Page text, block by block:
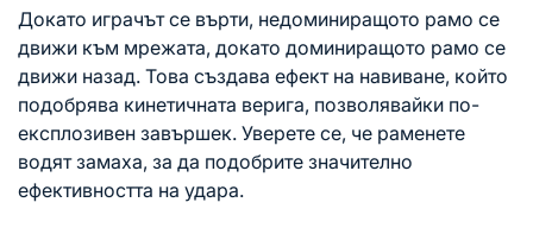
Докато играчът се върти, недоминиращото рамо се
движи към мрежата, докато доминиращото рамо се
движи назад. Това създава ефект на навиване, който
подобрява кинетичната верига, позволявайки по-
експлозивен завършек. Уверете се, че раменете
водят замаха, за да подобрите значително
ефективността на удара.